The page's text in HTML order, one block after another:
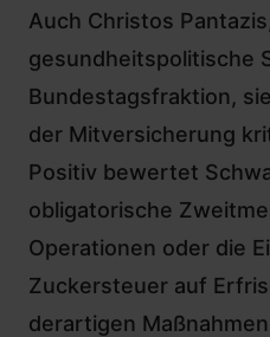
Auch Christos Pantazis
gesundheitspolitische
Bundestagsfraktion,
der Mitversicherung
Positiv bewertet
obligatorische
Operationen oder die
Zuckersteuer auf
derartigen